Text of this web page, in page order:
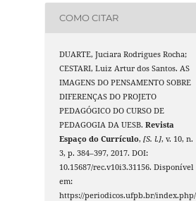
COMO CITAR
DUARTE, Juciara Rodrigues Rocha;
CESTARI, Luiz Artur dos Santos. AS
IMAGENS DO PENSAMENTO SOBRE
DIFERENÇAS DO PROJETO
PEDAGÓGICO DO CURSO DE
PEDAGOGIA DA UESB.Revista
Espaço do Currículo,[S. l.], v. 10, n.
3, p. 384–397, 2017. DOI:
10.15687/rec.v10i3.31156. Disponível
em:
https://periodicos.ufpb.br/